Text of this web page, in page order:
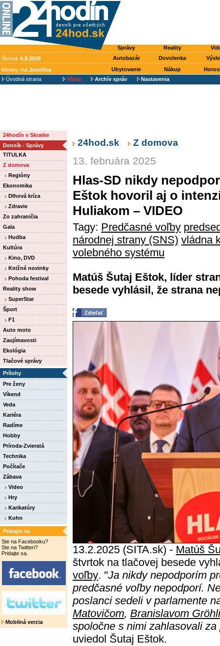
Správy Reality
Štvrtok 6.8.2026 Autobazár Dovolenka
Meniny má Jozefína Ubytovanie Nákup
Úvodná strana
Včera Archív správ Nastavenia
24hodín v Skratke
Denník - Správy
TITULKA
Z domova
Regióny
Ekonomika
Dlhová kríza
Zdravie
Zo zahraničia
Gala
Hudba
Kultúra
Kino, DVD
Knižné novinky
Pohoda festival
Reality show
SuperStar
Šport
F1
Auto moto
Zaujímavosti
Ekológia
Tlačové správy
Prílohy
Pre ženy
Víkend
Veda
Kariéra
Radíme
Hobby
Príroda-Zvieratá
Technika
Počítače
Zábava
Video
Hry
Karikatúry
Kohn
Pridajte sa
Ste na Facebooku?
Ste na Twitteri?
Pridajte sa.
Mobilná verzia
24hod.sk Z domova
13. februára 2025
Hlas-SD nikdy
Eštok hovoril aj o
Huliakom – VIDEO
Tagy: Predčasné voľby
národnej strany (SNS) vládna
volebného systému
Matúš Šutaj Eštok, líder
besede vyhlásil, že strana
Zdieľať
13.2.2025 (SITA.sk) - Matúš
štvrtok na tlačovej besede
voľby. "Ja nikdy nepodporím
predčasné voľby nepodporí.
poslanci sedeli v parlamente
Matovičom, Branislavom
spoločne s nimi zahlasovali
uviedol Šutaj Eštok.